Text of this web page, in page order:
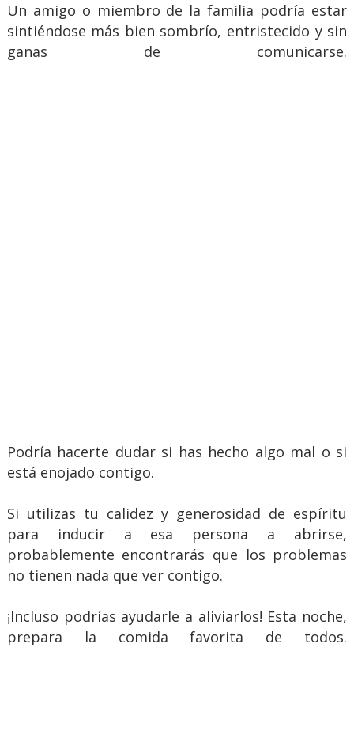
Un amigo o miembro de la familia podría estar
sintiéndose más bien sombrío, entristecido y sin
ganas de comunicarse.
Podría hacerte dudar si has hecho algo mal o si
está enojado contigo.
Si utilizas tu calidez y generosidad de espíritu
para inducir a esa persona a abrirse,
probablemente encontrarás que los problemas
no tienen nada que ver contigo.
¡Incluso podrías ayudarle a aliviarlos! Esta noche,
prepara la comida favorita de todos.